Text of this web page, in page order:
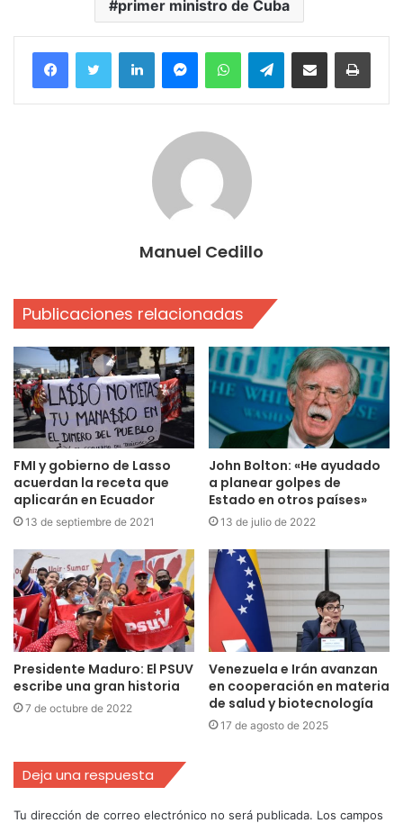
primer ministro de Cuba
FacebookTwitter LinkedInMessengerWhatsAppTelegramCompartir por correo electrónico
Manuel Cedillo
Publicaciones relacionadas
FMI y gobierno de Lasso
acuerdan la receta que
aplicarán en Ecuador
13 de septiembre de 2021
John Bolton: «He ayudado
a planear golpes de
Estado en otros países»
13 de julio de 2022
Presidente Maduro: El PSUV
escribe una gran historia
7 de octubre de 2022
Venezuela e Irán avanzan
en cooperación en materia
de salud y biotecnología
17 de agosto de 2025
Deja una respuesta
Tu dirección de correo electrónico no será publicada. Los campos